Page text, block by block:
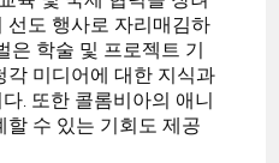
선도 행사로 자리매김하
은 학술 및 프로젝트 기
각 미디어에 대한 지식과
. 또한 콜롬비아의 애니
수 있는 기회도 제공